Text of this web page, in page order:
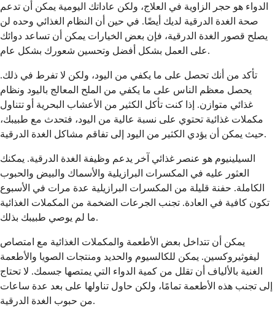
الدواء هو حجر الزاوية في العلاج، ولكن عاداتك اليومية يمكن أن تدعم
صحة الغدة الدرقية لديك أيضًا. في حين أن النظام الغذائي وحده لن
يصلح قصور الغدة الدرقية، فإن بعض الخيارات يمكن أن تساعد دوائك
على العمل بشكل أفضل وتحسين شعورك بشكل عام.
تأكد من أنك تحصل على ما يكفي من اليود، ولكن لا تفرط في ذلك.
يحصل معظم الناس على ما يكفي من الملح المعالج باليود ونظام
غذائي متوازن. إذا كنت تأكل الكثير من الأعشاب البحرية أو تتناول
مكملات غذائية تحتوي على نسبة عالية من اليود، فتحدث مع طبيبك،
حيث يمكن أن يؤدي الكثير من اليود إلى تفاقم مشاكل الغدة الدرقية.
السيلينيوم هو عنصر غذائي آخر يدعم وظيفة الغدة الدرقية. يمكنك
العثور عليه في المكسرات البرازيلية والأسماك والبيض والحبوب
الكاملة. حفنة قليلة من المكسرات البرازيلية عدة مرات في الأسبوع
تكون كافية في العادة. تجنب الجرعات الضخمة من المكملات الغذائية
ما لم يوصي طبيبك بذلك.
يمكن أن تتداخل بعض الأطعمة والمكملات الغذائية مع امتصاص
ليفوثيروكسين. يمكن للكالسيوم والحديد ومنتجات الصويا والأطعمة
الغنية بالألياف أن تقلل من كمية الدواء التي يمتصها جسمك. لا تحتاج
إلى تجنب هذه الأطعمة تمامًا، ولكن حاول تناولها على بعد عدة ساعات
من حبوب الغدة الدرقية.